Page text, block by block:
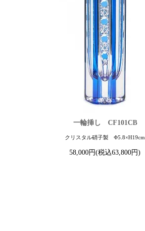
一輪挿し CF101CB
クリスタル硝子製 Φ5.8×H19cm
58,000円(税込63,800円)